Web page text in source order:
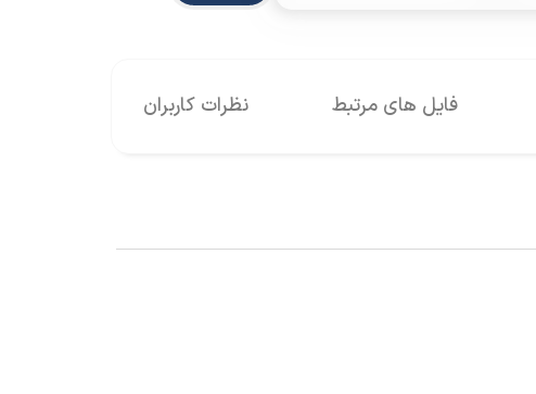
فایل های مرتبط نظرات کاربران